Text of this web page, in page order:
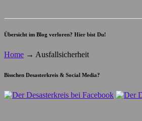
Übersicht im Blog verloren? Hier bist Du!
Home → Ausfallsicherheit
Bisschen Desasterkreis & Social Media?